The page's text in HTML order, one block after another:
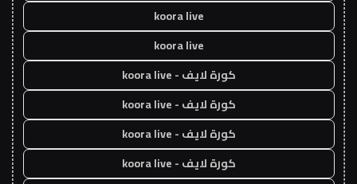
koora live
koora live
كورة لايف - koora live
كورة لايف - koora live
كورة لايف - koora live
كورة لايف - koora live